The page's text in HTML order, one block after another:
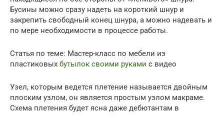
Бусины можно сразу надеть на короткий шнур и
закрепить свободный конец шнура, а можно надевать и
по мере необходимости в процессе работы.
Статья по теме: Мастер-класс по мебели из
пластиковых бутылок своими руками с видео
Узел, которым ведется плетение называется двойным
плоским узлом, он является простым узлом макраме.
Схема плетения будет ясна даже дебютантам в